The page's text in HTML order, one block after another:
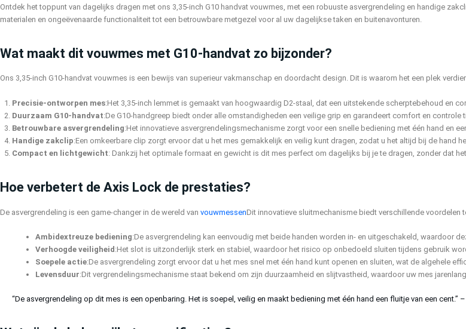
Ontdek het toppunt van dagelijks dragen met ons 3,35-inch G10 handvat vouwmes, met een robuuste asvergrendeling en handige
materialen en ongeëvenaarde functionaliteit tot een betrouwbare metgezel voor al uw dagelijkse taken en buitenavonturen.
Wat maakt dit vouwmes met G10-handvat zo bijzonder?
Ons 3,35-inch G10-handvat vouwmes is een bewijs van superieur vakmanschap en doordacht design. Dit is waarom het een plek
Precisie-ontworpen mes:Het 3,35-inch lemmet is gemaakt van hoogwaardig D2-staal, dat een uitstekende scherptebehoud en
Duurzaam G10-handvat:De G10-handgreep biedt onder alle omstandigheden een veilige grip en garandeert comfort en controle
Betrouwbare asvergrendeling:Het innovatieve asvergrendelingsmechanisme zorgt voor een snelle bediening met één hand en
Handige zakclip:Een omkeerbare clip zorgt ervoor dat u het mes gemakkelijk en veilig kunt dragen, zodat u het altijd bij de hand
Compact en lichtgewicht: Dankzij het optimale formaat en gewicht is dit mes perfect om dagelijks bij je te dragen, zonder dat
Hoe verbetert de Axis Lock de prestaties?
De asvergrendeling is een game-changer in de wereld van vouwmessenDit innovatieve sluitmechanisme biedt verschillende
Ambidextreuze bediening:De asvergrendeling kan eenvoudig met beide handen worden in- en uitgeschakeld, waardoor
Verhoogde veiligheid :Het slot is uitzonderlijk sterk en stabiel, waardoor het risico op onbedoeld sluiten tijdens gebruik
Soepele actie:De asvergrendeling zorgt ervoor dat u het mes snel met één hand kunt openen en sluiten, wat de algehele
Levensduur:Dit vergrendelingsmechanisme staat bekend om zijn duurzaamheid en slijtvastheid, waardoor uw mes
“De asvergrendeling op dit mes is een openbaring. Het is soepel, veilig en maakt bediening met één hand een fluitje van een cent.”